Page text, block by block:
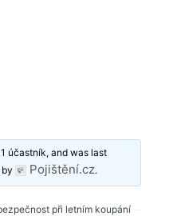
účastník, and was last
by Pojištění.cz.
při letním koupání